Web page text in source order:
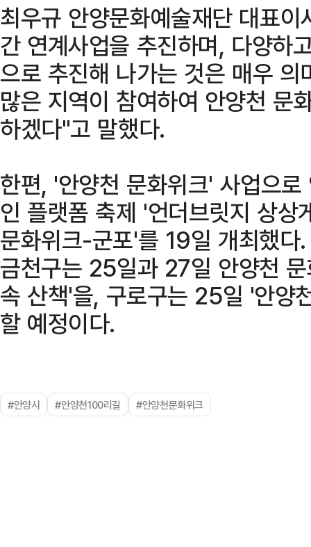
최우규 안양문화예술재단 대표
간 연계사업을 추진하며, 다양하
으로 추진해 나가는 것은 매우
많은 지역이 참여하여 안양천 문
하겠다"고 말했다.
한편, '안양천 문화위크' 사업으
인 플랫폼 축제 '언더브릿지 상
문화위크-군포'를 19일 개최했
금천구는 25일과 27일 안양천
속 산책'을, 구로구는 25일 '안양
할 예정이다.
#안양시 #안양천100리길 #안양천문화위크